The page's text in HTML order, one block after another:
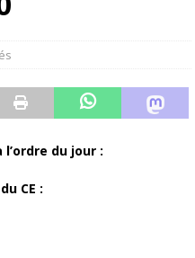
et…. des augmentations
de développement de la Direction
Sociales et Culturelles : Un droit,
du jour :
CE :